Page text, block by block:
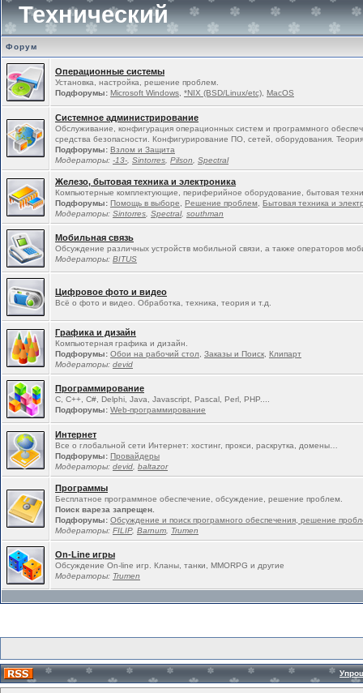
Технический
Форум
Операционные системы
Установка, настройка, решение проблем.
Подфорумы: Microsoft Windows *NIX (BSD/Linux/etc) MacOS
Системное администрирование
Обслуживание, конфигурация операционных систем и программного
средства безопасности. Конфигурирование ПО, сетей, оборудования.
Подфорумы: Взлом и Защита
Модераторы: -13- Sintorres Pilson Spectral
Железо, бытовая техника и электроника
Компьютерные комплектующие, периферийное оборудование, бытовая
Подфорумы: Помощь в выборе Решение проблем Бытовая техника и
Модераторы: Sintorres Spectral, southman
Мобильная связь
Обсуждение различных устройств мобильной связи, а также операторов
Модераторы: BITUS
Цифровое фото и видео
Всё о фото и видео. Обработка, техника, теория и т.д.
Графика и дизайн
Компьютерная графика и дизайн.
Подфорумы: Обои на рабочий стол Заказы и Поиск Клипарт
Модераторы: devid
Программирование
C, C++, C#, Delphi, Java, Javascript, Pascal, Perl, PHP....
Подфорумы: Web-программирование
Интернет
Все о глобальной сети Интернет: хостинг, прокси, раскрутка, домены…
Подфорумы: Провайдеры
Модераторы: devid baltazor
Программы
Бесплатное программное обеспечение, обсуждение, решение проблем.
Поиск вареза запрещен.
Подфорумы: Обсуждение и поиск програмного обеспечения, решение
Модераторы: FILIP, Barnum Trumen
On-Line игры
Обсуждение On-line игр. Кланы, танки, MMORPG и другие
Модераторы: Trumen